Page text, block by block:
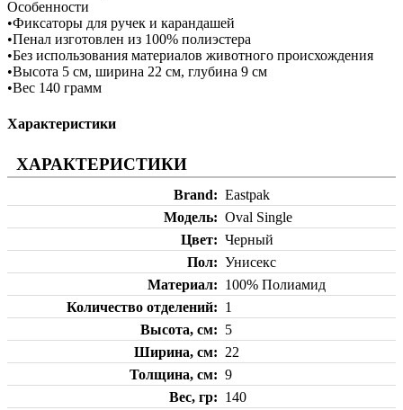
Особенности
•Фиксаторы для ручек и карандашей
•Пенал изготовлен из 100% полиэстера
•Без использования материалов животного происхождения
•Высота 5 см, ширина 22 см, глубина 9 см
•Вес 140 грамм
Характеристики
ХАРАКТЕРИСТИКИ
Brand
Eastpak
Модель
Oval Single
Цвет
Черный
Пол
Унисекс
Материал
100% Полиамид
Количество отделений
1
Высота, см
5
Ширина, см
22
Толщина, см
9
Вес, гр
140